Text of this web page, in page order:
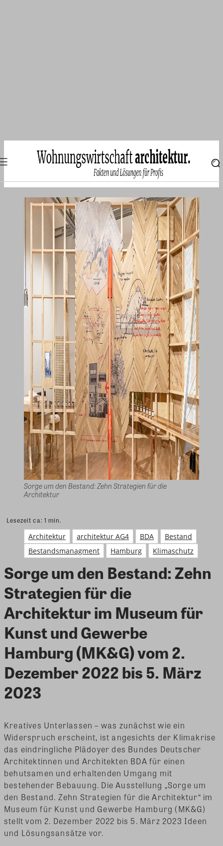
Sorge um den Bestand: Zehn Strategien für die
Architektur
Lesezeit ca: 1 min.
Architektur architektur AG4 BDA
Bestand
Bestandsmanagment
Hamburg Klimaschutz
Sorge um den Bestand: Zehn
Strategien für die
Architektur im Museum für
Kunst und Gewerbe
Hamburg (MK&G) vom 2.
Dezember 2022 bis 5. März
2023
Kreatives Unterlassen – was zunächst wie ein
Widerspruch erscheint, ist angesichts der Klimakrise
das eindringliche Plädoyer des Bundes Deutscher
Architektinnen und Architekten BDA für einen
behutsamen und erhaltenden Umgang mit
bestehender Bebauung. Die Ausstellung „Sorge um
den Bestand. Zehn Strategien für die Architektur“ im
Museum für Kunst und Gewerbe Hamburg (MK&G)
stellt vom 2. Dezember 2022 bis 5. März 2023 Ideen
und Lösungsansätze vor.